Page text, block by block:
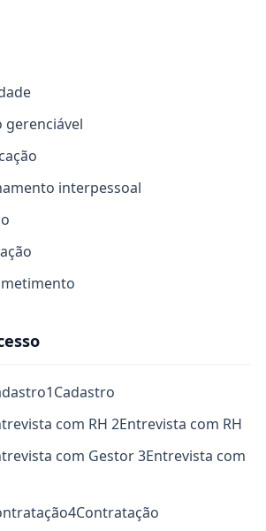
gerenciável
interpessoal
1Cadastro
com RH 2Entrevista com RH
com Gestor3Entrevista com
4Contratação